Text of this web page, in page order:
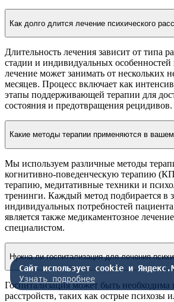
Как долго длится лечение психического
Длительность лечения зависит от типа
стадии и индивидуальных
лечение может занимать от нескольких
месяцев. Процесс включает как
этапы поддерживающей терапии для
состояния и предотвращения рецидивов.
Какие методы терапии применяются в
Мы используем различные методы
когнитивно-поведенческую терапию
терапию, медитативные техники и
тренинги. Каждый метод подбирается в
индивидуальных потребностей
является также медикаментозное
специалистом.
Нужна ли госпитализация для лечения
Госпитализация может быть необходима
расстройств, таких как острые психозы
Сайт использует cookie и
Узнать подробнее